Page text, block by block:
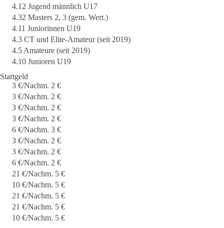
4.12 Jugend männlich U17
4.32 Masters 2, 3 (gem. Wert.)
4.11 Juniorinnen U19
4.3 CT und Elite-Amateur (seit 2019)
4.5 Amateure (seit 2019)
4.10 Junioren U19
Startgeld
3 €/Nachm. 2 €
3 €/Nachm. 2 €
3 €/Nachm. 2 €
3 €/Nachm. 2 €
6 €/Nachm. 3 €
3 €/Nachm. 2 €
3 €/Nachm. 2 €
6 €/Nachm. 2 €
21 €/Nachm. 5 €
10 €/Nachm. 5 €
21 €/Nachm. 5 €
21 €/Nachm. 5 €
10 €/Nachm. 5 €